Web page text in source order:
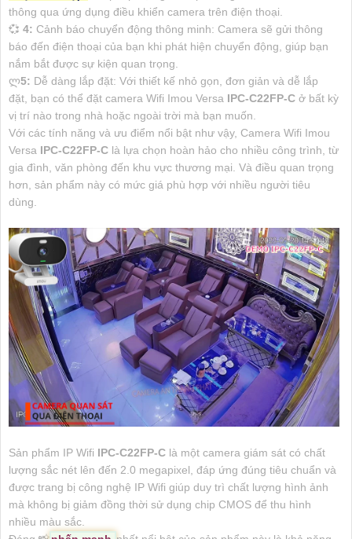
thông qua ứng dụng điều khiển camera trên điện thoại.
💞 4: Cảnh báo chuyển động thông minh: Camera sẽ gửi thông
báo đến điện thoại của bạn khi phát hiện chuyển động, giúp bạn
nắm bắt được sự kiện quan trọng.
ლ5: Dễ dàng lắp đặt: Với thiết kế nhỏ gọn, đơn giản và dễ lắp
đặt, bạn có thể đặt camera Wifi Imou Versa IPC-C22FP-C ở bất kỳ
vị trí nào trong nhà hoặc ngoài trời mà bạn muốn.
Với các tính năng và ưu điểm nổi bật như vậy, Camera Wifi Imou
Versa IPC-C22FP-C là lựa chọn hoàn hảo cho nhiều công trình, từ
gia đình, văn phòng đến khu vực thương mại. Và điều quan trọng
hơn, sản phẩm này có mức giá phù hợp với nhiều người tiêu
dùng.
Sản phẩm IP Wifi IPC-C22FP-C là một camera giám sát có chất
lượng sắc nét lên đến 2.0 megapixel, đáp ứng đúng tiêu chuẩn và
được trang bị công nghệ IP Wifi giúp duy trì chất lượng hình ảnh
mà không bị giảm đồng thời sử dụng chip CMOS để thu hình
nhiều màu sắc.